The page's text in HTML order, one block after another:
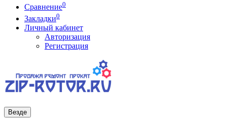
Сравнение0
Закладки0
Личный кабинет
Авторизация
Регистрация
Везде